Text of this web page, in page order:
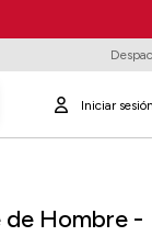
de Hombre -